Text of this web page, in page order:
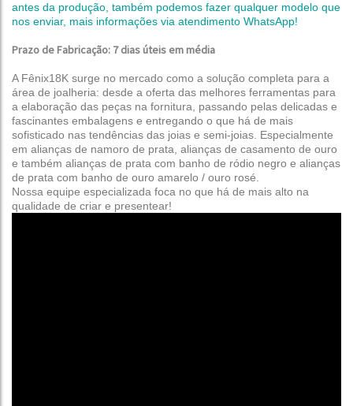
antes da produção, também podemos fazer qualquer modelo que
nos enviar, mais informações via atendimento WhatsApp!
Prazo de Fabricação: 7 dias úteis em média
A Fênix18K surge no mercado como a solução completa para a
área de joalheria: desde a oferta das melhores ferramentas para
a elaboração das peças na fornitura, passando pelas delicadas e
fascinantes embalagens e entregando o que há de mais
sofisticado nas tendências das joias e semi-joias. Especialmente
em alianças de namoro de prata, alianças de casamento de ouro
e também alianças de prata com banho de ródio negro e alianças
de prata com banho de ouro amarelo / ouro rosé.
Nossa equipe especializada foca no que há de mais alto na
qualidade de criar e presentear!